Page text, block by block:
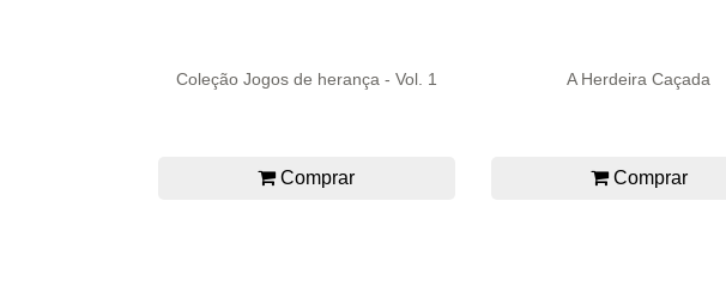
Coleção Jogos de herança - Vol. 1
Comprar
A Herdeira Caçada
Comprar